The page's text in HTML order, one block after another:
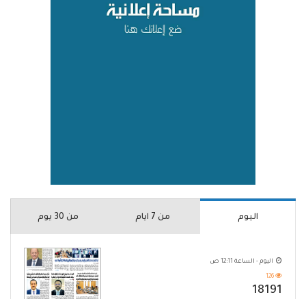
اليوم من 7 ايام من 30 يوم
اليوم - الساعة 12:11 ص
126
18191